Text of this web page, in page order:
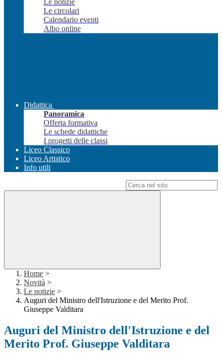
Le notizie
Le circolari
Calendario eventi
Albo online
Didattica
Panoramica
Offerta formativa
Le schede didattiche
I progetti delle classi
Liceo Classico
Liceo Artistico
Info utili
Home >
Novità >
Le notizie >
Auguri del Ministro dell'Istruzione e del Merito Prof.
Giuseppe Valditara
Auguri del Ministro dell'Istruzione e del
Merito Prof. Giuseppe Valditara